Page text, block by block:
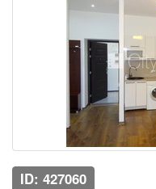
ID: 427060